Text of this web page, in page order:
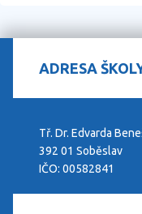
ADRESA
Tř. Dr. Edvarda
392 01 Soběslav
IČO: 00582841